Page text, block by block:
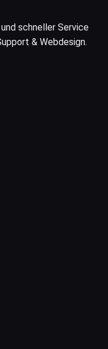
schneller Service
& Webdesign.